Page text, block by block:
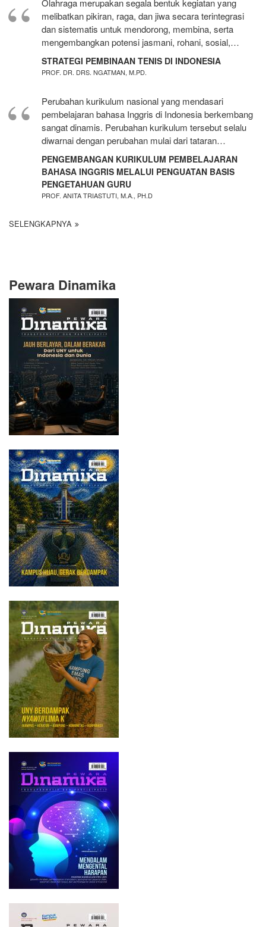
Olahraga merupakan segala bentuk kegiatan yang
melibatkan pikiran, raga, dan jiwa secara terintegrasi
dan sistematis untuk mendorong, membina, serta
mengembangkan potensi jasmani, rohani, sosial,…
STRATEGI PEMBINAAN TENIS DI INDONESIA
PROF. DR. DRS. NGATMAN, M.PD.
Perubahan kurikulum nasional yang mendasari
pembelajaran bahasa Inggris di Indonesia berkembang
sangat dinamis. Perubahan kurikulum tersebut selalu
diwarnai dengan perubahan mulai dari tataran…
PENGEMBANGAN KURIKULUM PEMBELAJARAN
BAHASA INGGRIS MELALUI PENGUATAN BASIS
PENGETAHUAN GURU
PROF. ANITA TRIASTUTI, M.A., PH.D
SELENGKAPNYA
Pewara Dinamika